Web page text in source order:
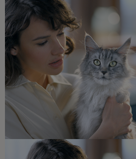
Consejos adaptados a las
recomendaciones sobre su
novedades cada
Veterinarios, nutricionistas y
para resolver todas